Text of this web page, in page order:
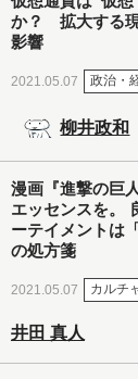
か？ 拡大する
影響
2021.05.07 政治・
柳井政和
漫画『進撃の巨
エッセンスを。
ーテイメントは
の処方箋
2021.05.07 カルチ
井田 真人